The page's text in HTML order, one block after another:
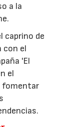
a la
caprino de
con el
'El
el
fomentar